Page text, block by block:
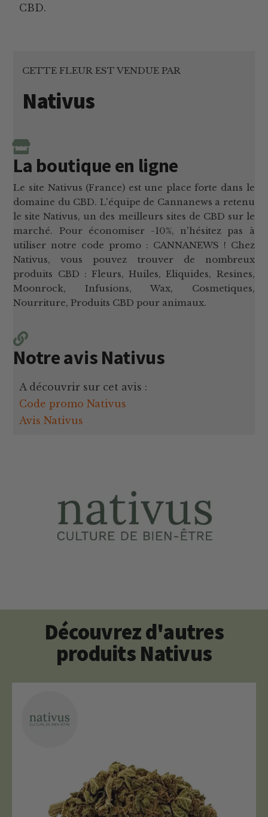
CBD.
CETTE FLEUR EST VENDUE PAR
Nativus
La boutique en ligne
Le site Nativus (France) est une place forte dans le
domaine du CBD. L'équipe de Cannanews a retenu
le site Nativus, un des meilleurs sites de CBD sur le
marché. Pour économiser -10%, n'hésitez pas à
utiliser notre code promo : CANNANEWS ! Chez
Nativus, vous pouvez trouver de nombreux
produits CBD : Fleurs, Huiles, Eliquides, Resines,
Moonrock, Infusions, Wax, Cosmetiques,
Nourriture, Produits CBD pour animaux.
Notre avis Nativus
A découvrir sur cet avis :
Code promo Nativus
Avis Nativus
Découvrez d'autres
produits Nativus